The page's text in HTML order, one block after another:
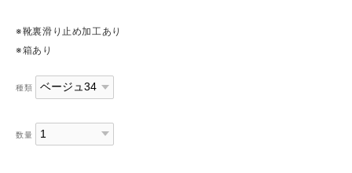
※靴裏滑り止め加工あり
※箱あり
種類
数量